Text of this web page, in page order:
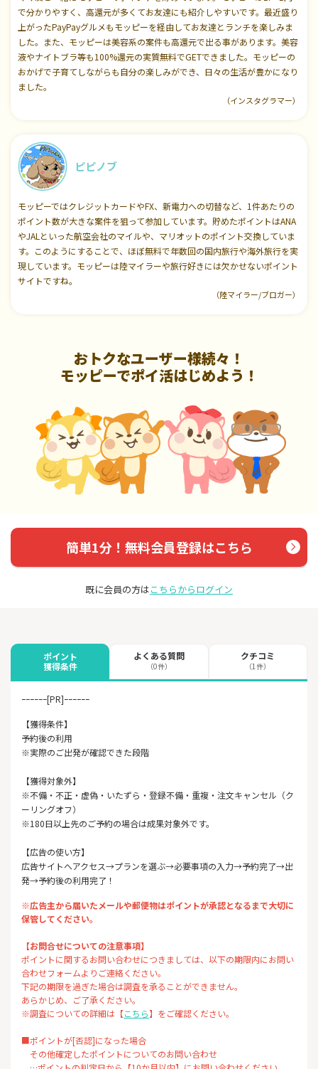
で分かりやすく、高還元が多くてお友達にも紹介しやすいです。最近盛り
上がったPayPayグルメもモッピーを経由してお友達とランチを楽しみま
した。また、モッピーは美容系の案件も高還元で出る事があります。美容
液やナイトブラ等も100%還元の実質無料でGETできました。モッピーの
おかげで子育てしながらも自分の楽しみができ、日々の生活が豊かになり
ました。
（インスタグラマー）
ピピノブ
モッピーではクレジットカードやFX、新電力への切替など、1件あたりの
ポイント数が大きな案件を狙って参加しています。貯めたポイントはANA
やJALといった航空会社のマイルや、マリオットのポイント交換していま
す。このようにすることで、ほぼ無料で年数回の国内旅行や海外旅行を実
現しています。モッピーは陸マイラーや旅行好きには欠かせないポイント
サイトですね。
（陸マイラー/ブロガー）
おトクなユーザー様続々！
モッピーでポイ活はじめよう！
簡単1分！無料会員登録はこちら
既に会員の方はこちらからログイン
ポイント
獲得条件
よくある質問
（0件）
クチコミ
（1件）
ｰｰｰｰｰｰ[PR]ｰｰｰｰｰｰ
【獲得条件】
予約後の利用
※実際のご出発が確認できた段階
【獲得対象外】
※不備・不正・虚偽・いたずら・登録不備・重複・注文キャンセル（ク
ーリングオフ）
※180日以上先のご予約の場合は成果対象外です。
【広告の使い方】
広告サイトへアクセス→プランを選ぶ→必要事項の入力→予約完了→出
発→予約後の利用完了！
※広告主から届いたメールや郵便物はポイントが承認となるまで大切に
保管してください。
【お問合せについての注意事項】
ポイントに関するお問い合わせにつきましては、以下の期限内にお問い
合わせフォームよりご連絡ください。
下記の期限を過ぎた場合は調査を承ることができません。
あらかじめ、ご了承ください。
※調査についての詳細は【こちら】をご確認ください。
■ポイントが[否認]になった場合
その他確定したポイントについてのお問い合わせ